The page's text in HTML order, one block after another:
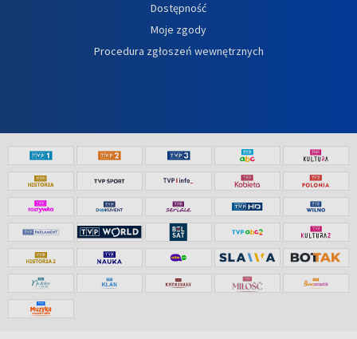
Dostępność
Moje zgody
Procedura zgłoszeń wewnętrznych